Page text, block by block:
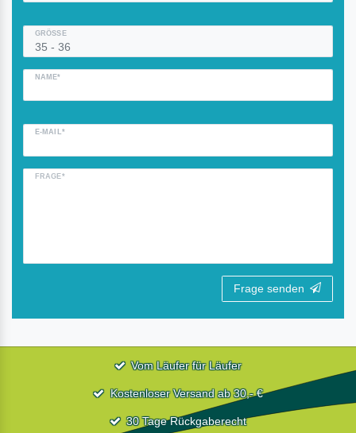
GRÖSSE
NAME*
E-MAIL*
FRAGE*
Frage senden
Vom Läufer für Läufer
Kostenloser Versand ab 30,- €
30 Tage Rückgaberecht